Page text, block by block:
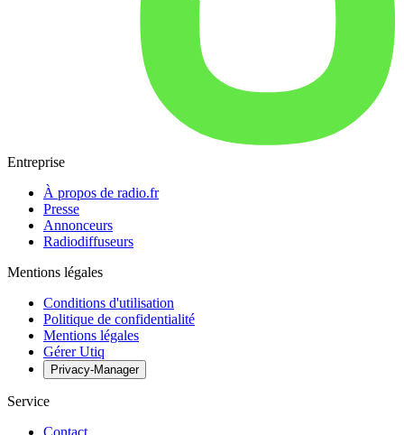
Entreprise
À propos de radio.fr
Presse
Annonceurs
Radiodiffuseurs
Mentions légales
Conditions d'utilisation
Politique de confidentialité
Mentions légales
Gérer Utiq
Privacy-Manager
Service
Contact